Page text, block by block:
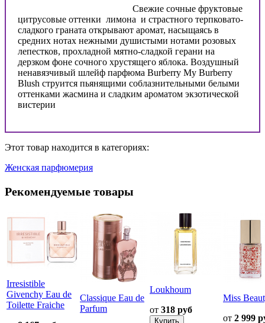
Свежие сочные фруктовые
цитрусовые оттенки лимона и страстного терпковато-
сладкого граната открывают аромат, насыщаясь в
средних нотах нежными душистыми нотами розовых
лепестков, прохладной мятно-сладкой герани на
дерзком фоне сочного хрустящего яблока. Воздушный
ненавязчивый шлейф парфюма Burberry My Burberry
Blush струится пьянящими соблазнительными белыми
оттенками жасмина и сладким ароматом экзотической
вистерии
Этот товар находится в категориях:
Женская парфюмерия
Рекомендуемые товары
Irresistible
Givenchy Eau de
Toilette Fraiche
Classique Eau de
Parfum
Loukhoum
от 318 руб
Miss
от 2 999